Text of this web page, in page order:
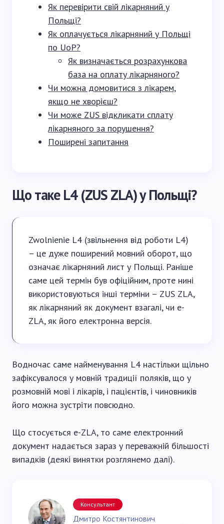
Як перевірити свій лікарняний у
Польщі?
Як оплачується лікарняний у Польщі
по UoP?
Як визначається розрахункова
база на оплату лікарняного?
Чи можна домовитися з лікарем,
якщо не хворієш?
Чи може ZUS відкликати сплату
лікарняного за порушення?
Поширені запитання
Що таке L4 (ZUS ZLA) у Польщі?
Zwolnienie L4 (звільнення від роботи L4)
– це дуже поширений мовний оборот, що
означає лікарняний лист у Польщі. Раніше
саме цей термін був офіційним, проте нині
використовуються інші терміни – ZUS ZLA,
як лікарняний як документ взагалі, чи e-
ZLA, як його електронна версія.
Водночас саме найменування L4 настільки щільно
зафіксувалося у мовній традиції поляків, що у
розмовній мові і лікарів, і пацієнтів, і чиновників
його можна зустріти повсюдно.
Що стосується e-ZLA, то саме електронний
документ надається зараз у переважній більшості
випадків (деякі винятки розглянемо далі).
Консультант
Дмитро Костянтинович